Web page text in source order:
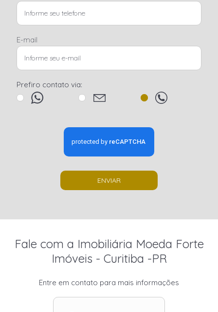
E-mail
Prefiro contato via:
ENVIAR
Fale com a Imobiliária Moeda Forte
Imóveis - Curitiba -PR
Entre em contato para mais informações